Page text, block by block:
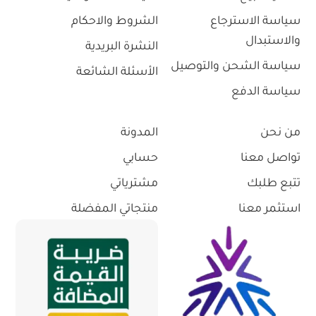
سياسة الاسترجاع
والاستبدال
سياسة الشحن والتوصيل
سياسة الدفع
الشروط والاحكام
النشرة البريدية
الأسئلة الشائعة
من نحن
تواصل معنا
تتبع طلبك
استثمر معنا
المدونة
حسابي
مشترياتي
منتجاتي المفضلة